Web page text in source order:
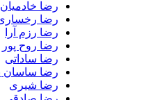
رضا خادمیان
رضا رخساری
رضا رزم آرا
رضا روح پور
رضا ساداتی
رضا ساسان پور
رضا شیری